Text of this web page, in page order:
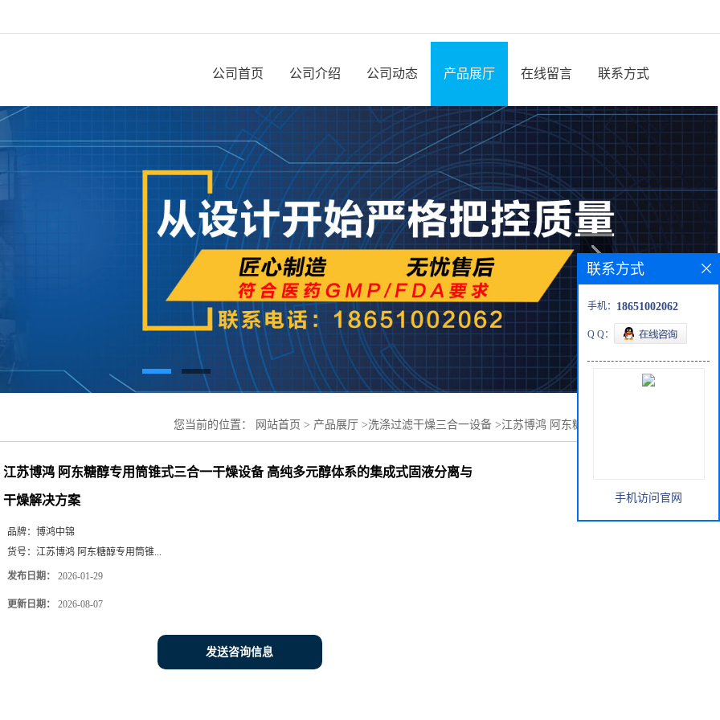
公司首页 公司介绍 公司动态 产品展厅 在线留言 联系方式
您当前的位置： 网站首页 > 产品展厅 >洗涤过滤干燥三合一设备 >江苏博鸿 阿东糖醇专用筒锥式
江苏博鸿 阿东糖醇专用筒锥式三合一干燥设备 高纯多元醇体系的集成式固液分离与
干燥解决方案
品牌： 博鸿中锦
货号： 江苏博鸿 阿东糖醇专用筒锥...
发布日期： 2026-01-29
更新日期： 2026-08-07
发送咨询信息
联系方式
手机： 18651002062
Q Q：
手机访问官网